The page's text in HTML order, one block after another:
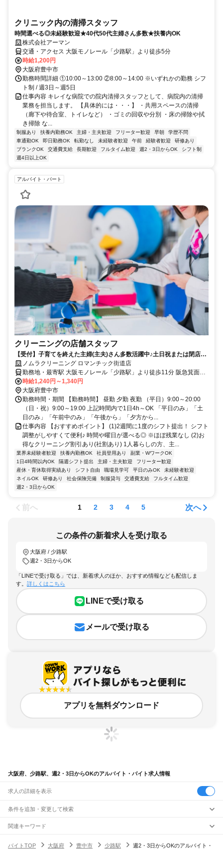
クリニック内の清掃スタッフ
時間選べる◎未経験歓迎★40代50代主婦さん多数★扶養内OK
株式会社アーマン
交通・アクセス 大阪モノレール「少路駅」より徒歩5分
時給1,200円
大阪府豊中市
勤務時間詳細 ①10:00～13:00 ②8:00～14:00 ※いずれかの勤務 シフ
ト制 / 週3日～週5日
仕事内容 キレイな病院での院内清掃スタッフとして、病院内の清掃
業務を担当します。 【具体的には・・・】 ・共用スペースの清掃
（廊下や待合室、トイレなど） ・ゴミの回収や分別 ・床の掃除や拭
き掃除 な...
制服あり 扶養内勤務OK 主婦・主夫歓迎 フリーター歓迎 早朝
学歴不問
車通勤OK
即日勤務OK 転勤なし 未経験者歓迎 午前 経験者歓迎
研修あり
ブランクOK
交通費支給 長期歓迎 フルタイム歓迎 週2・3日からOK
シフト制
週4日以上OK
アルバイト・パート
クリーニングの店舗スタッフ
【受付】子育てを終えた主婦(主夫)さん多数活躍中♪土日祝または閉店ま
で勤務できる方積極採用中！
ノムラクリーニング ロマンチック街道店
勤務地・最寄駅 大阪モノレール「少路駅」より徒歩11分 阪急箕面線
「桜井駅」より徒歩25分 阪急箕面線「牧落駅」より徒歩26分
時給1,240円～1,340円
大阪府豊中市
勤務時間・期間 【勤務時間】 昼勤 夕勤 夜勤 （平日）9:00～20:00
（日・祝）9:00～19:00 上記時間内で1日4h～OK 「平日のみ」「土
日のみ」「午前中のみ」「午後から」「夕方から...
仕事内容 【おすすめポイント】 (1)2週間に1度のシフト提出！ シフト
調整がしやすくて便利♪ 時間や曜日が選べる◎ ※ほぼ残業なし (2)お
得なクリーニング割引あり(社割あり) 1人暮らしの方、主...
業界未経験者歓迎 扶養内勤務OK 社員登用あり
副業・WワークOK
1日4時間以内OK
隔週シフト提出 主婦・主夫歓迎
フリーター歓迎
産休・育休取得実績あり
シフト自由 職場見学可 平日のみOK
未経験者歓迎
ネイルOK
研修あり 社会保険完備 制服貸与 交通費支給
フルタイム歓迎
週2・3日からOK
前へ 1 2 3 4 5 次へ
この条件の新着求人を受け取る
大阪府 / 少路駅
週2・3日からOK
「LINEで受け取る」では、新着求人のほか、おすすめ情報なども配信しま
す。 詳しくはこちら
LINEで受け取る
メールで受け取る
アプリを無料ダウンロード
大阪府、少路駅、週2・3日からOKのアルバイト・バイト求人情報
求人の詳細を表示
条件を追加・変更して検索
市区町村を追加・変更
大阪府すべて
駅を追加・変更
関連キーワード
バイトTOP
大阪府 豊中市 少路駅 週2・3日からOKのアルバイト・